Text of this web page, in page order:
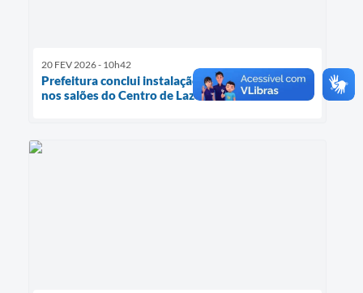
20 FEV 2026 - 10h42
Prefeitura conclui instalação de climatizadores
nos salões do Centro de Lazer